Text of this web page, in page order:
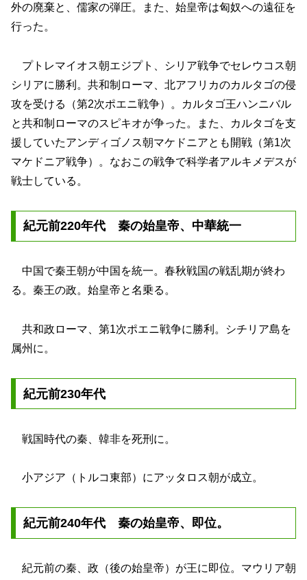
外の廃棄と、儒家の弾圧。また、始皇帝は匈奴への遠征を
行った。
プトレマイオス朝エジプト、シリア戦争でセレウコス朝
シリアに勝利。共和制ローマ、北アフリカのカルタゴの侵
攻を受ける（第2次ポエニ戦争）。カルタゴ王ハンニバル
と共和制ローマのスピキオが争った。また、カルタゴを支
援していたアンディゴノス朝マケドニアとも開戦（第1次
マケドニア戦争）。なおこの戦争で科学者アルキメデスが
戦士している。
紀元前220年代 秦の始皇帝、中華統一
中国で秦王朝が中国を統一。春秋戦国の戦乱期が終わ
る。秦王の政。始皇帝と名乗る。
共和政ローマ、第1次ポエニ戦争に勝利。シチリア島を
属州に。
紀元前230年代
戦国時代の秦、韓非を死刑に。
小アジア（トルコ東部）にアッタロス朝が成立。
紀元前240年代 秦の始皇帝、即位。
紀元前の秦、政（後の始皇帝）が王に即位。マウリア朝